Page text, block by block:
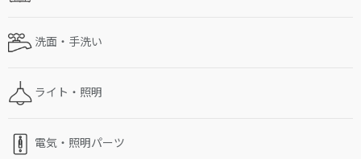
洗面・手洗い
ライト・照明
電気・照明パーツ